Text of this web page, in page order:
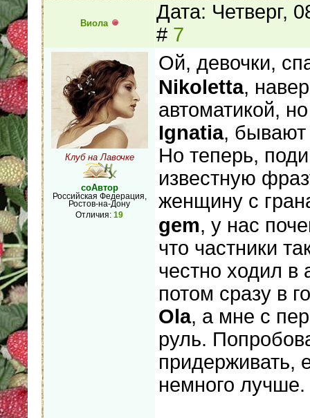
Виола
Дата: Четверг,
# 7
Клуб на Лавочке
соАвтор
Российская Федерация,
Ростов-на-Дону
Отличия: 19
Ой, девочки,
Nikoletta,
автоматикой,
Ignatia, бывают
Но теперь,
известную
женщину с
gem, у нас
что частники
честно ходил
потом сразу в
Ola, а мне с
руль.
придерживать,
немного лучше.